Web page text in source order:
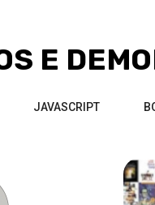
E
JAVASCRIPT